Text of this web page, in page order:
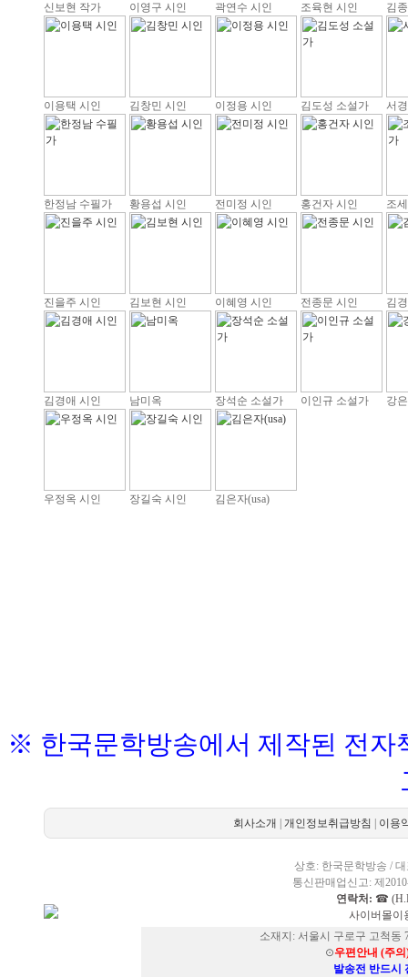
신보현 작가 이영구 시인 곽연수 시인 조육현 시인 김
이용택 시인 김창민 시인 이정용 시인 김도성 소설가 서
한정남 수필가 황용섭 시인 전미정 시인 홍건자 시인 조
진을주 시인 김보현 시인 이혜영 시인 전종문 시인 김
김경애 시인 남미옥 장석순 소설가 이인규 소설가 강
우정옥 시인 장길숙 시인 김은자(usa)
※ 한국문학방송에서 제작된 전자
회사소개 개인정보취급방침 이용
상호: 한국문학방송 /
통신판매업신고: 제
연락처: ☎
사이버몰이
소재지: 서울시 구로구 고척동
⊙우편안내 (주
발송전 반드시